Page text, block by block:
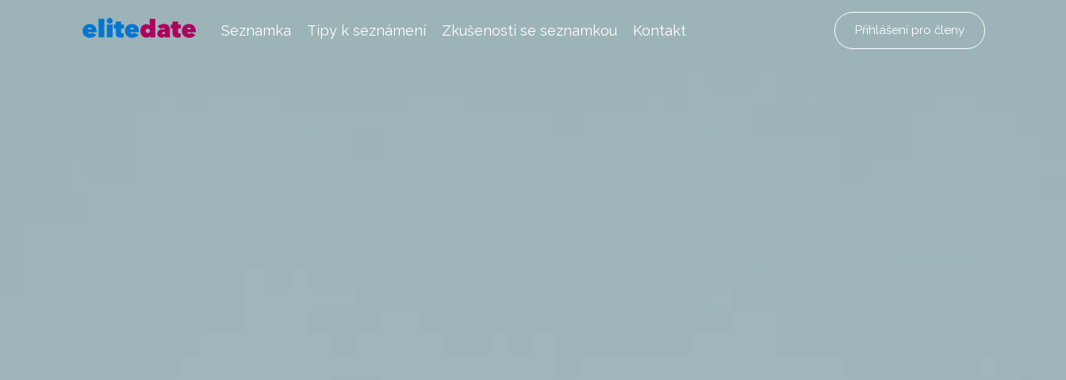
Seznamka Tipy k seznámení Zkušenosti se seznamkou Kontakt Přihlášení pro členy